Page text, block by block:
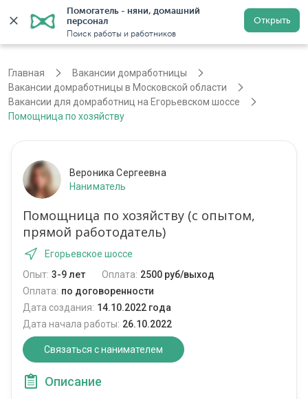
Помогатель - няни, домашний
персонал
Поиск работы и работников
Открыть
Регистрация
Главная
Вакансии домработницы
Вакансии домработницы в Московской области
Вакансии для домработниц на Егорьевском шоссе
Помощница по хозяйству
Вероника Сергеевна
Наниматель
Помощница по хозяйству (с опытом,
прямой работодатель)
Егорьевское шоссе
Опыт: 3-9 лет Оплата: 2500 руб/выход
Оплата: по договоренности
Дата создания: 14.10.2022 года
Дата начала работы: 26.10.2022
Связаться с нанимателем
Описание